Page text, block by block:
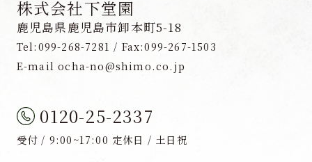
株式会社下堂園
鹿児島県鹿児島市卸本町5-18
Tel:099-268-7281 / Fax:099-267-1503
E-mail ocha-no@shimo.co.jp
0120-25-2337
受付 / 9:00~17:00 定休日 / 土日祝